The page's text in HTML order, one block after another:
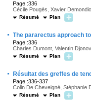
Page :336
Cécile Pougès, Xavier
Résumé Plan
· The pararectus approach
Page :336
Charles Dumont, Valentin
Résumé Plan
· Résultat des greffes de
Page :336-337
Colin De Cheveigné, Stéphanie
Résumé Plan